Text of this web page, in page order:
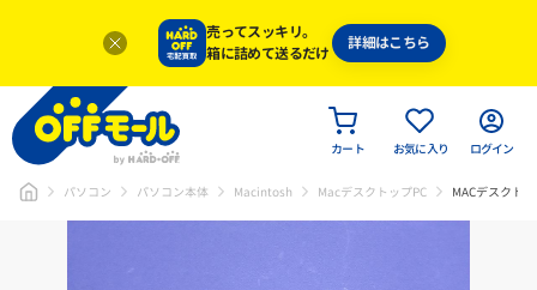
売ってスッキリ。
箱に詰めて送るだけ
詳細はこちら
カート お気に入り ログイン
パソコン パソコン本体 Macintosh MacデスクトップPC MACデスクト